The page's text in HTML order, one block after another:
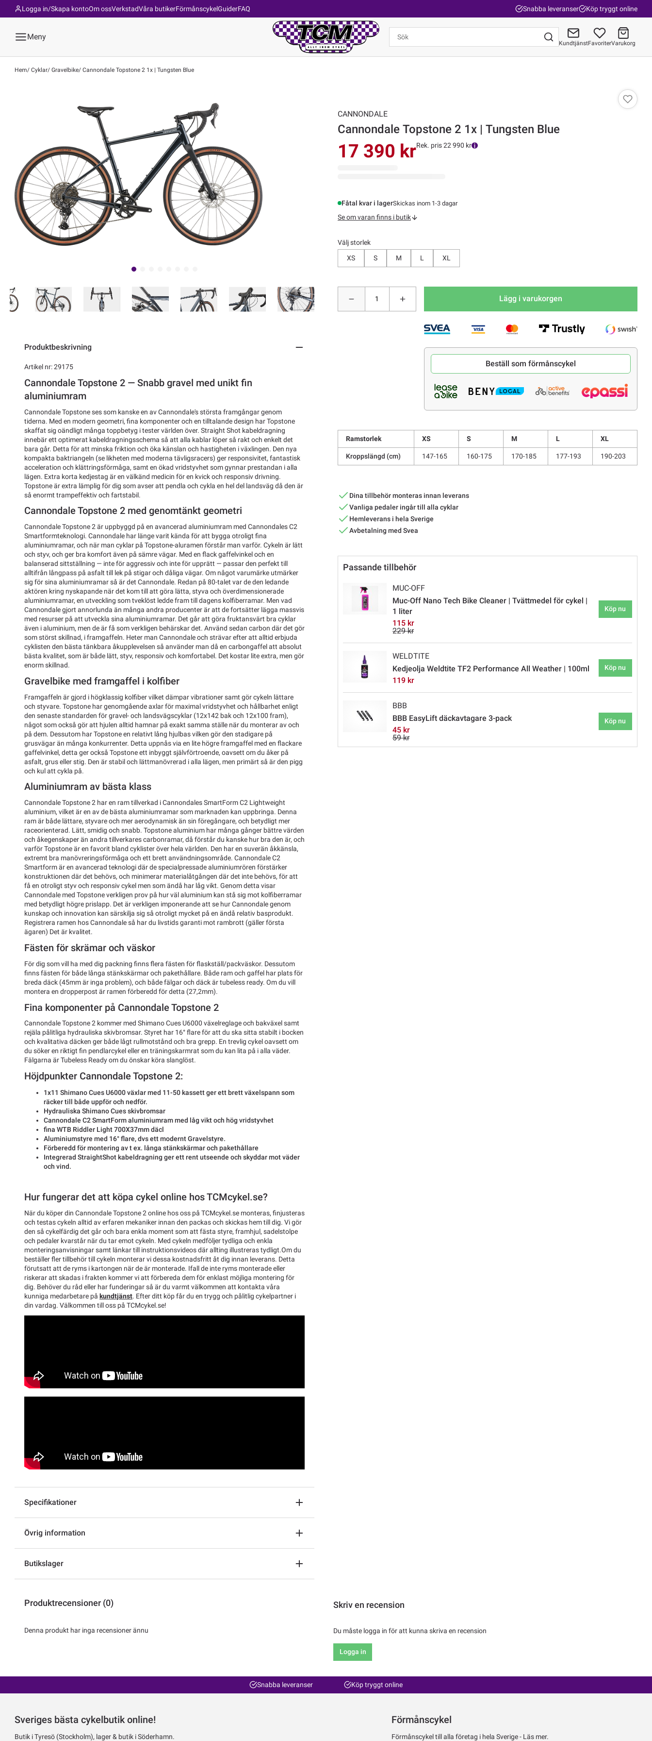
Om ossVerkstadVåra butikerFörmånscykelGuiderFAQ
Logga in/Skapa konto Snabba leveranser Köp tryggt online
Meny
KundtjänstFavoriterVarukorg
Hem Cyklar Gravelbike Cannondale Topstone 2 1x | Tungsten Blue
Produktbeskrivning
Artikel nr: 29175
Cannondale Topstone 2 — Snabb gravel med unikt fin
aluminiumram
Cannondale Topstone ses som kanske en av Cannondale's största framgångar genom
tiderna. Med en modern geometri, fina komponenter och en tilltalande design har Topstone
skaffat sig oändligt många toppbetyg i tester världen över. Straight Shot kabeldragning
innebär ett optimerat kabeldragningsschema så att alla kablar löper så rakt och enkelt det
bara går. Detta för att minska friktion och öka känslan och hastigheten i växlingen. Den nya
kompakta baktriangeln (se likheten med moderna tävligsracers) ger responsivitet, fantastisk
acceleration och klättringsförmåga, samt en ökad vridstyvhet som gynnar prestandan i alla
lägen. Extra korta kedjestag är en välkänd medicin för en kvick och responsiv drivning.
Topstone är extra lämplig för dig som avser att pendla och cykla en hel del landsväg då den är
så enormt trampeffektiv och fartstabil.
Cannondale Topstone 2 med genomtänkt geometri
Cannondale Topstone 2 är uppbyggd på en avancerad aluminiumram med Cannondales C2
Smartformteknologi. Cannondale har länge varit kända för att bygga otroligt fina
aluminiumramar, och när man cyklar på Topstone-aluramen förstår man varför. Cykeln är lätt
och styv, och ger bra komfort även på sämre vägar. Med en flack gaffelvinkel och en
balanserad sittställning — inte för aggressiv och inte för upprätt — passar den perfekt till
alltifrån långpass på asfalt till lek på stigar och dåliga vägar. Om något varumärke utmärker
sig för sina aluminiumramar så är det Cannondale. Redan på 80-talet var de den ledande
aktören kring nyskapande när det kom till att göra lätta, styva och överdimensionerade
aluminiumramar, en utveckling som tveklöst ledde fram till dagens kolfiberramar. Men vad
Cannondale gjort annorlunda än många andra producenter är att de fortsätter lägga massvis
med resurser på att utveckla sina aluminiumramar. Det går att göra fruktansvärt bra cyklar
även i aluminium, men de är få som verkligen behärskar det. Använd sedan carbon där det gör
som störst skillnad, i framgaffeln. Heter man Cannondale och strävar efter att alltid erbjuda
cyklisten den bästa tänkbara åkupplevelsen så använder man då en carbongaffel att absolut
bästa kvalitet, som är både lätt, styv, responsiv och komfortabel. Det kostar lite extra, men gör
enorm skillnad.
Gravelbike med framgaffel i kolfiber
Framgaffeln är gjord i högklassig kolfiber vilket dämpar vibrationer samt gör cykeln lättare
och styvare. Topstone har genomgående axlar för maximal vridstyvhet och hållbarhet enligt
den senaste standarden för gravel- och landsvägscyklar (12x142 bak och 12x100 fram),
något som också gör att hjulen alltid hamnar på exakt samma ställe när du monterar av och
på dem. Dessutom har Topstone en relativt lång hjulbas vilken gör den stadigare på
grusvägar än många konkurrenter. Detta uppnås via en lite högre framgaffel med en flackare
gaffelvinkel, detta ger också Topstone ett inbyggt självförtroende, oavsett om du åker på
asfalt, grus eller stig. Den är stabil och lättmanövrerad i alla lägen, men primärt så är den pigg
och kul att cykla på.
Aluminiumram av bästa klass
Cannondale Topstone 2 har en ram tillverkad i Cannondales SmartForm C2 Lightweight
aluminium, vilket är en av de bästa aluminiumramar som marknaden kan uppbringa. Denna
ram är både lättare, styvare och mer aerodynamisk än sin föregångare, och betydligt mer
raceorienterad. Lätt, smidig och snabb. Topstone aluminium har många gånger bättre värden
och åkegenskaper än andra tillverkares carbonramar, då förstår du kanske hur bra den är, och
varför Topstone är en favorit bland cyklister över hela världen. Den har en suverän åkkänsla,
extremt bra manövreringsförmåga och ett brett användningsområde. Cannondale C2
Smartform är en avancerad teknologi där de specialpressade aluminiumrören förstärker
konstruktionen där det behövs, och minimerar materialåtgången där det inte behövs, för att
få en otroligt styv och responsiv cykel men som ändå har låg vikt. Genom detta visar
Cannondale med Topstone verkligen prov på hur väl aluminium kan stå sig mot kolfiberramar
med betydligt högre prislapp. Det är verkligen imponerande att se hur Cannondale genom
kunskap och innovation kan särskilja sig så otroligt mycket på en ändå relativ basprodukt.
Registrera ramen hos Cannondale så har du livstids garanti mot rambrott (gäller första
ägaren) Det är kvalitet.
Fästen för skrämar och väskor
För dig som vill ha med dig packning finns flera fästen för flaskställ/packväskor. Dessutom
finns fästen för både långa stänkskärmar och pakethållare. Både ram och gaffel har plats för
breda däck (45mm är inga problem), och både fälgar och däck är tubeless ready. Om du vill
montera en dropperpost är ramen förberedd för detta (27,2mm).
Fina komponenter på Cannondale Topstone 2
Cannondale Topstone 2 kommer med Shimano Cues U6000 växelreglage och bakväxel samt
rejäla pålitliga hydrauliska skivbromsar. Styret har 16° flare för att du ska sitta stabilt i bocken
och kvalitativa däcken ger både lågt rullmotstånd och bra grepp. En trevlig cykel oavsett om
du söker en riktigt fin pendlarcykel eller en träningskarmrat som du kan lita på i alla väder.
Fälgarna är Tubeless Ready om du önskar köra slanglöst.
Höjdpunkter Cannondale Topstone 2:
1x11 Shimano Cues U6000 växlar med 11-50 kassett ger ett brett växelspann som
räcker till både uppför och nedför.
Hydrauliska Shimano Cues skivbromsar
Cannondale C2 SmartForm aluminiumram med låg vikt och hög vridstyvhet
fina WTB Riddler Light 700X37mm däcl
Aluminiumstyre med 16° flare, dvs ett modernt Gravelstyre.
Förberedd för montering av t ex. långa stänkskärmar och pakethållare
Integrerad StraightShot kabeldragning ger ett rent utseende och skyddar mot väder
och vind.
Hur fungerar det att köpa cykel online hos TCMcykel.se?
När du köper din Cannondale Topstone 2 online hos oss på TCMcykel.se monteras, finjusteras
och testas cykeln alltid av erfaren mekaniker innan den packas och skickas hem till dig. Vi gör
den så cykelfärdig det går och bara enkla moment som att fästa styre, framhjul, sadelstolpe
och pedaler kvarstår när du tar emot cykeln. Med cykeln medföljer tydliga och enkla
monteringsanvisningar samt länkar till instruktionsvideos där allting illustreras tydligt.Om du
beställer fler tillbehör till cykeln monterar vi dessa kostnadsfritt åt dig innan leverans. Detta
förutsatt att de ryms i kartongen när de är monterade. Ifall de inte ryms monterade eller
riskerar att skadas i frakten kommer vi att förbereda dem för enklast möjliga montering för
dig. Behöver du råd eller har funderingar så är du varmt välkommen att kontakta våra
kunniga medarbetare på kundtjänst. Efter ditt köp får du en trygg och pålitlig cykelpartner i
din vardag. Välkommen till oss på TCMcykel.se!
Specifikationer
Övrig information
Butikslager
CANNONDALE
Cannondale Topstone 2 1x | Tungsten Blue
17 390 krRek. pris 22 990 kr
Fåtal kvar i lagerSkickas inom 1-3 dagar
Se om varan finns i butik
Välj storlek
XS
S M L XL
Lägg i varukorgen
Beställ som förmånscykel
Ramstorlek XS S M L XL
Kroppslängd (cm) 147-165 160-175 170-185 177-193 190-203
Dina tillbehör monteras innan leverans
Vanliga pedaler ingår till alla cyklar
Hemleverans i hela Sverige
Avbetalning med Svea
Passande tillbehör
MUC-OFF
Muc-Off Nano Tech Bike Cleaner | Tvättmedel för cykel |
1 liter
115 kr
229 kr
Köp nu
WELDTITE
Kedjeolja Weldtite TF2 Performance All Weather | 100ml
119 kr
Köp nu
BBB
BBB EasyLift däckavtagare 3-pack
45 kr
59 kr
Köp nu
Produktrecensioner (0)
Denna produkt har inga recensioner ännu
Skriv en recension
Du måste logga in för att kunna skriva en recension
Logga in
Snabba leveranser Köp tryggt online
Sveriges bästa cykelbutik online!
Butik i Tyresö (Stockholm), lager & butik i Söderhamn.
Förmånscykel
Förmånscykel till alla företag i hela Sverige - Läs mer.